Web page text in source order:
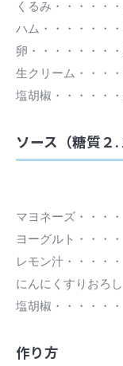
くるみ・・・
ハム・・・・・・
卵・・・・・
生クリーム・・・
塩胡椒・・・・・
ソース（糖質２.
マヨネーズ・・
ヨーグルト・・
レモン汁・・・
にんにくすりおろ
塩胡椒・・・・・
作り方